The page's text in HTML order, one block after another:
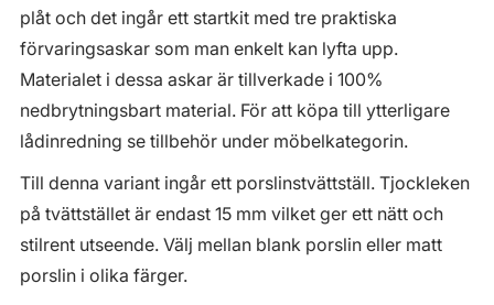
plåt och det ingår ett startkit med tre praktiska
förvaringsaskar som man enkelt kan lyfta upp.
Materialet i dessa askar är tillverkade i 100%
nedbrytningsbart material. För att köpa till ytterligare
lådinredning se tillbehör under möbelkategorin.
Till denna variant ingår ett porslinstvättställ. Tjockleken
på tvättstället är endast 15 mm vilket ger ett nätt och
stilrent utseende. Välj mellan blank porslin eller matt
porslin i olika färger.